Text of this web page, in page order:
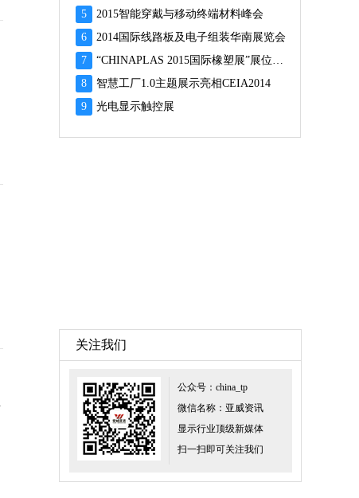
5
2015智能穿戴与移动终端材料峰会
6
2014国际线路板及电子组装华南展览会
7
“CHINAPLAS 2015国际橡塑展”展位预订火爆 彰显橡塑业乐观前景
8
智慧工厂1.0主题展示亮相CEIA2014
9
光电显示触控展
关注我们
公众号：china_tp
微信名称：亚威资讯
显示行业顶级新媒体
扫一扫即可关注我们